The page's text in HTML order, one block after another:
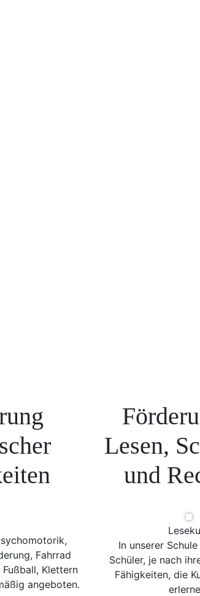
Fahrrad
Klettern
angeboten.
Lesen,
und
In unserer
Schüler, je nach
Fähigkeiten, die